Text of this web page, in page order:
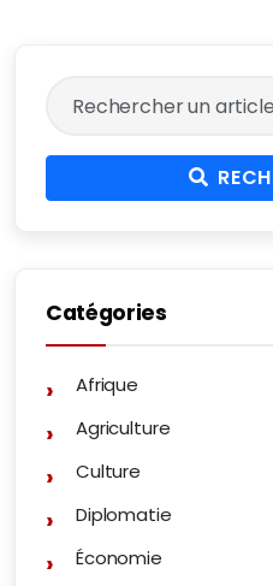
Catégories
Afrique
Agriculture
Culture
Diplomatie
Économie